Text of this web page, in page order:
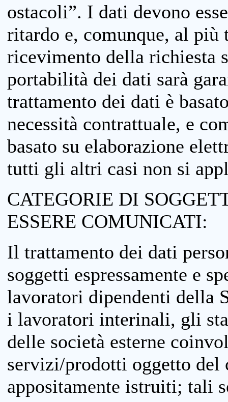
ostacoli”. I dati devono
ritardo e, comunque, al più
ricevimento della richiesta
portabilità dei dati sarà
trattamento dei dati è
necessità contrattuale, e
basato su elaborazione
tutti gli altri casi non si
CATEGORIE DI
ESSERE COMUNICATI:
Il trattamento dei dati
soggetti espressamente e
lavoratori dipendenti della
i lavoratori interinali, gli
delle società esterne
servizi/prodotti oggetto
appositamente istruiti; tali